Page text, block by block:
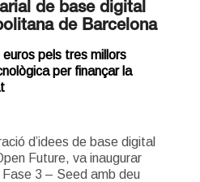
de base digital
de Barcelona
pels tres millors
per finançar la
d’idees de base digital
Future, va inaugurar
3 – Seed amb deu